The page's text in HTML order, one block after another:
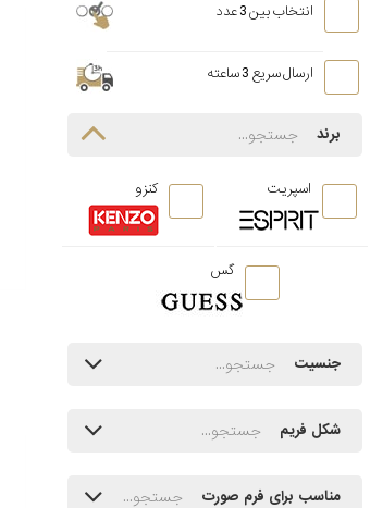
انتخاب بین 3 عدد
ارسال سریع 3 ساعته
برند
اسپریت کنزو
گس
جنسیت
شکل فریم
مناسب برای فرم صورت